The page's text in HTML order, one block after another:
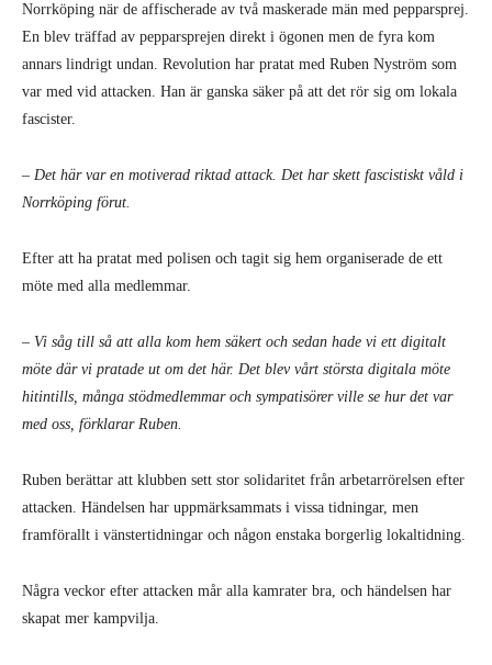
Norrköping när de affischerade av två maskerade män med pepparsprej.
En blev träffad av pepparsprejen direkt i ögonen men de fyra kom
annars lindrigt undan. Revolution har pratat med Ruben Nyström som
var med vid attacken. Han är ganska säker på att det rör sig om lokala
fascister.
– Det här var en motiverad riktad attack. Det har skett fascistiskt våld i
Norrköping förut.
Efter att ha pratat med polisen och tagit sig hem organiserade de ett
möte med alla medlemmar.
– Vi såg till så att alla kom hem säkert och sedan hade vi ett digitalt
möte där vi pratade ut om det här. Det blev vårt största digitala möte
hitintills, många stödmedlemmar och sympatisörer ville se hur det var
med oss, förklarar Ruben.
Ruben berättar att klubben sett stor solidaritet från arbetarrörelsen efter
attacken. Händelsen har uppmärksammats i vissa tidningar, men
framförallt i vänstertidningar och någon enstaka borgerlig lokaltidning.
Några veckor efter attacken mår alla kamrater bra, och händelsen har
skapat mer kampvilja.